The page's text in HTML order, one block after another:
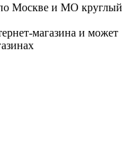
Москве и МО круглый
магазина и может